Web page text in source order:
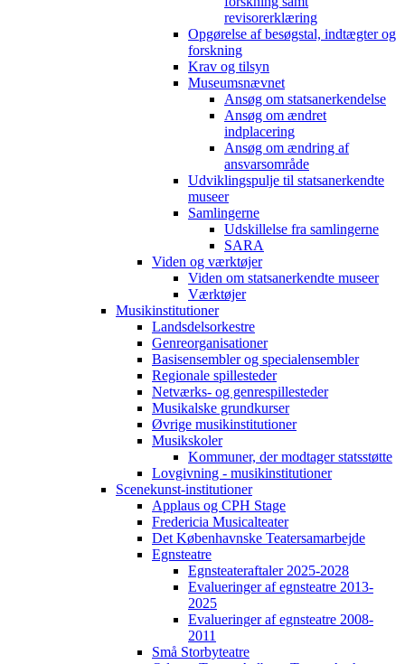
revisorerklæring
Opgørelse af besøgstal, indtægter og
forskning
Krav og tilsyn
Museumsnævnet
Ansøg om statsanerkendelse
Ansøg om ændret
indplacering
Ansøg om ændring af
ansvarsområde
Udviklingspulje til statsanerkendte
museer
Samlingerne
Udskillelse fra samlingerne
SARA
Viden og værktøjer
Viden om statsanerkendte museer
Værktøjer
Musikinstitutioner
Landsdelsorkestre
Genreorganisationer
Basisensembler og specialensembler
Regionale spillesteder
Netværks- og genrespillesteder
Musikalske grundkurser
Øvrige musikinstitutioner
Musikskoler
Kommuner, der modtager statsstøtte
Lovgivning - musikinstitutioner
Scenekunst-institutioner
Applaus og CPH Stage
Fredericia Musicalteater
Det Københavnske Teatersamarbejde
Egnsteatre
Egnsteateraftaler 2025-2028
Evalueringer af egnsteatre 2013-
2025
Evalueringer af egnsteatre 2008-
2011
Små Storbyteatre